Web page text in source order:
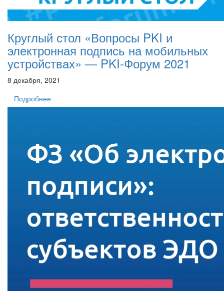
Круглый стол «Вопросы PKI и
электронная подпись на мобильных
устройствах» — PKI-Форум 2021
8 декабря, 2021
Подробнее